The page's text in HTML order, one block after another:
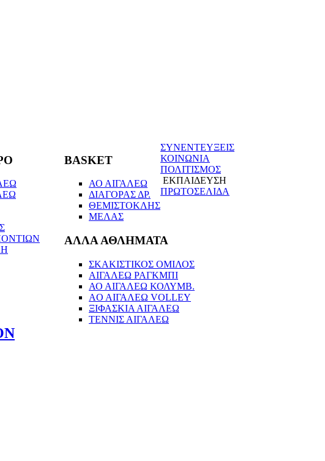
BASKET
ΑΟ ΑΙΓΑΛΕΩ
ΔΙΑΓΟΡΑΣ ΔΡ.
ΘΕΜΙΣΤΟΚΛΗΣ
ΜΕΛΑΣ
ΑΛΛΑ ΑΘΛΗΜΑΤΑ
ΣΚΑΚΙΣΤΙΚΟΣ ΟΜΙΛΟΣ
ΑΙΓΑΛΕΩ ΡΑΓΚΜΠΙ
ΑΟ ΑΙΓΑΛΕΩ ΚΟΛΥΜΒ.
AO AIΓΑΛΕΩ VOLLEY
ΞΙΦΑΣΚΙΑ ΑΙΓΑΛΕΩ
ΤΕΝΝΙΣ ΑΙΓΑΛΕΩ
ΣΥΝΕΝΤΕΥΞΕΙΣ
ΚΟΙΝΩΝΙΑ
ΠΟΛΙΤΙΣΜΟΣ
ΕΚΠΑΙΔΕΥΣΗ
ΠΡΩΤΟΣΕΛΙΔΑ